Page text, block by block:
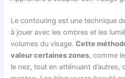
Le contouring est une technique
à jouer avec les ombres et les
volumes du visage.Cette
valeur certaines zones, comme
le nez, tout en atténuant d’autres,